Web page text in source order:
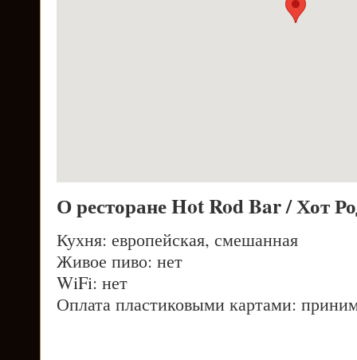
О ресторане Hot Rod Bar / Хот
Кухня: европейская, смешанная
Живое пиво: нет
WiFi: нет
Оплата пластиковыми картами: